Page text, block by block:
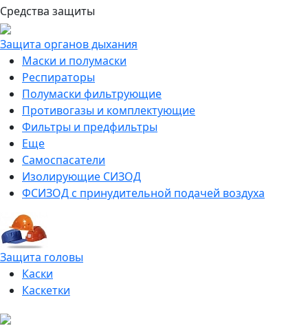
Средства защиты
Защита органов дыхания
Маски и полумаски
Респираторы
Полумаски фильтрующие
Противогазы и комплектующие
Фильтры и предфильтры
Еще
Самоспасатели
Изолирующие СИЗОД
ФСИЗОД с принудительной подачей воздуха
Защита головы
Каски
Каскетки